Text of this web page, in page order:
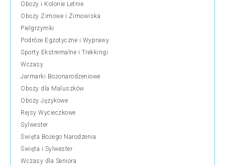
Obozy i Kolonie Letnie
Obozy Zimowe i Zimowiska
Pielgrzymki
Podróże Egzotyczne i Wyprawy
Sporty Ekstremalne i Trekkingi
Wczasy
Jarmarki Bożonarodzeniowe
Obozy dla Maluszków
Obozy Językowe
Rejsy Wycieczkowe
Sylwester
Święta Bożego Narodzenia
Święta i Sylwester
Wczasy dla Seniora